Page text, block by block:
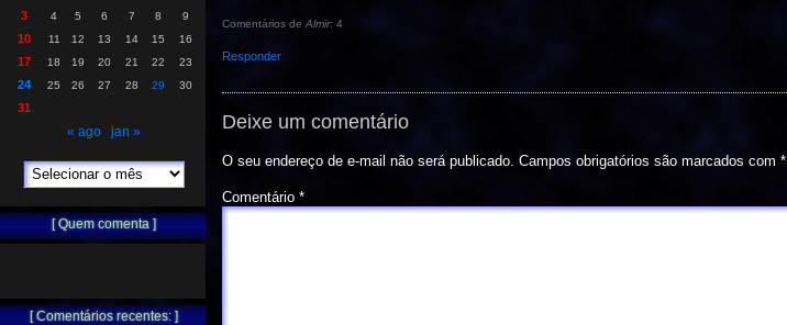
Comentários deAlmir: 4
Responder
Deixe um comentário
O seu endereço de e-mail não será publicado. Campos obrigatórios são marcados com*
Comentário*
3 4 5 6 7 8 9
10 11 12 13 14 15 16
17 18 19 20 21 22 23
24 25 26 27 28 29 30
31
« ago jan »
[ Quem comenta ]
[ Comentários recentes: ]